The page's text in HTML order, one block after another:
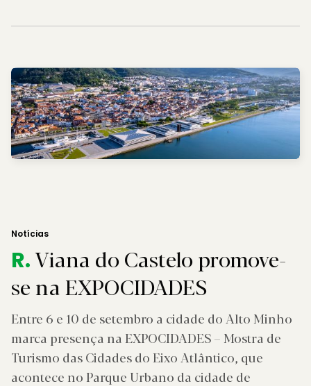
Notícias
R.Viana do Castelo promove-
se na EXPOCIDADES
Entre 6 e 10 de setembro a cidade do Alto Minho
marca presença na EXPOCIDADES – Mostra de
Turismo das Cidades do Eixo Atlântico, que
acontece no Parque Urbano da cidade de